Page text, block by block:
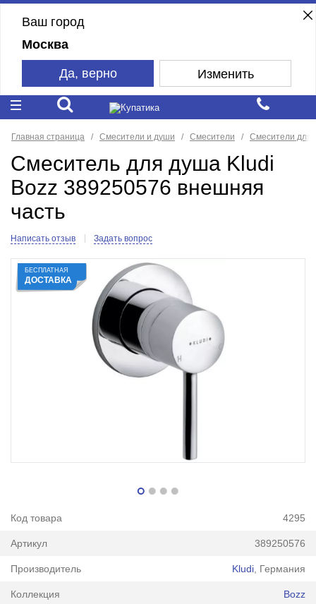
Ваш город
Москва
Да, верно Изменить
Главная страница Смесители и души Смесители Смесители для
Смеситель для душа Kludi
Bozz 389250576 внешняя
часть
Написать отзыв Задать вопрос
БЕСПЛАТНАЯ
ДОСТАВКА
Код товара 4295
Артикул 389250576
Производитель Kludi , Германия
Коллекция Bozz